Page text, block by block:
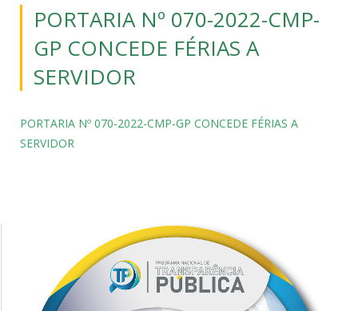
PORTARIA Nº 070-2022-CMP-
GP CONCEDE FÉRIAS A
SERVIDOR
PORTARIA Nº 070-2022-CMP-GP CONCEDE FÉRIAS A
SERVIDOR